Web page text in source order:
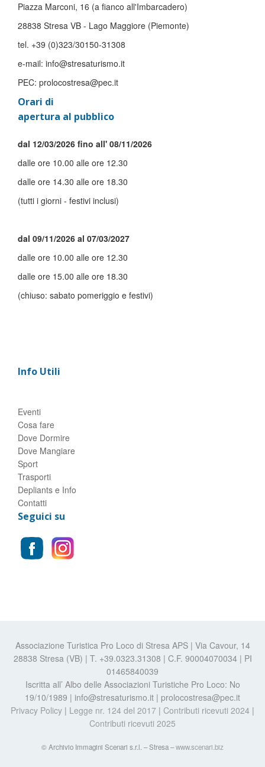
Piazza Marconi, 16 (a fianco all'Imbarcadero)
28838 Stresa VB - Lago Maggiore (Piemonte)
tel. +39 (0)323/30150-31308
e-mail: info@stresaturismo.it
PEC: prolocostresa@pec.it
Orari di
apertura al pubblico
dal 12/03/2026 fino all' 08/11/2026
dalle ore 10.00 alle ore 12.30
dalle ore 14.30 alle ore 18.30
(tutti i giorni - festivi inclusi)
dal 09/11/2026 al 07/03/2027
dalle ore 10.00 alle ore 12.30
dalle ore 15.00 alle ore 18.30
(chiuso: sabato pomeriggio e festivi)
Info Utili
Eventi
Cosa fare
Dove Dormire
Dove Mangiare
Sport
Trasporti
Depliants e Info
Contatti
Seguici su
Associazione Turistica Pro Loco di Stresa APS | Via Cavour, 14
28838 Stresa (VB) | T. +39.0323.31308 | C.F. 90004070034 | PI
01465840039
Iscritta all’ Albo delle Associazioni Turistiche Pro Loco: No
19/10/1989 | info@stresaturismo.it | prolocostresa@pec.it
Privacy Policy | Legge nr. 124 del 2017 | Contributi ricevuti 2024 |
Contributi ricevuti 2025
© Archivio Immagini Scenari s.r.l. – Stresa –www.scenari.biz